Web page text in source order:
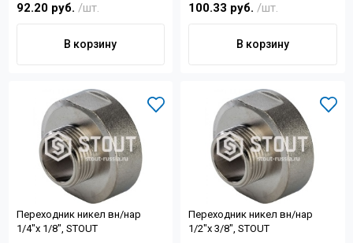
92.20 руб. /шт.
В корзину
100.33 руб. /шт.
В корзину
Переходник никел вн/нар
1/4"х 1/8", STOUT
Переходник никел вн/нар
1/2"х 3/8", STOUT